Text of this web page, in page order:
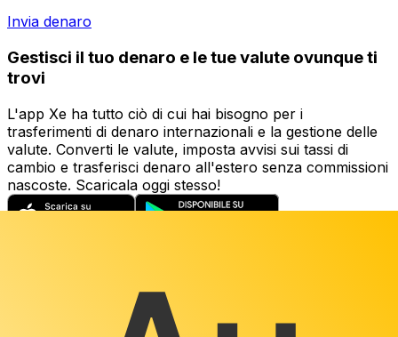
Invia denaro
Gestisci il tuo denaro e le tue valute ovunque ti
trovi
L'app Xe ha tutto ciò di cui hai bisogno per i
trasferimenti di denaro internazionali e la gestione delle
valute. Converti le valute, imposta avvisi sui tassi di
cambio e trasferisci denaro all'estero senza commissioni
nascoste. Scaricala oggi stesso!